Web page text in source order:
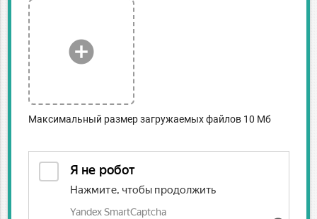
add_circle
Максимальный размер загружаемых файлов 10 Мб